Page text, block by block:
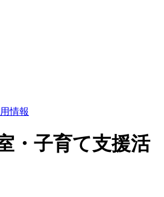
情報
・子育て支援活